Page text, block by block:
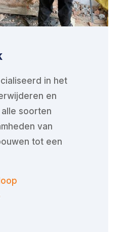
in het
en
soorten
van
tot een